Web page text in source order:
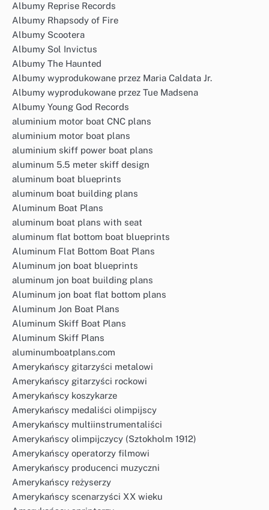
Albumy Reprise Records
Albumy Rhapsody of Fire
Albumy Scootera
Albumy Sol Invictus
Albumy The Haunted
Albumy wyprodukowane przez Maria Caldata Jr.
Albumy wyprodukowane przez Tue Madsena
Albumy Young God Records
aluminium motor boat CNC plans
aluminium motor boat plans
aluminium skiff power boat plans
aluminum 5.5 meter skiff design
aluminum boat blueprints
aluminum boat building plans
Aluminum Boat Plans
aluminum boat plans with seat
aluminum flat bottom boat blueprints
Aluminum Flat Bottom Boat Plans
Aluminum jon boat blueprints
aluminum jon boat building plans
Aluminum jon boat flat bottom plans
Aluminum Jon Boat Plans
Aluminum Skiff Boat Plans
Aluminum Skiff Plans
aluminumboatplans.com
Amerykańscy gitarzyści metalowi
Amerykańscy gitarzyści rockowi
Amerykańscy koszykarze
Amerykańscy medaliści olimpijscy
Amerykańscy multiinstrumentaliści
Amerykańscy olimpijczycy (Sztokholm 1912)
Amerykańscy operatorzy filmowi
Amerykańscy producenci muzyczni
Amerykańscy reżyserzy
Amerykańscy scenarzyści XX wieku